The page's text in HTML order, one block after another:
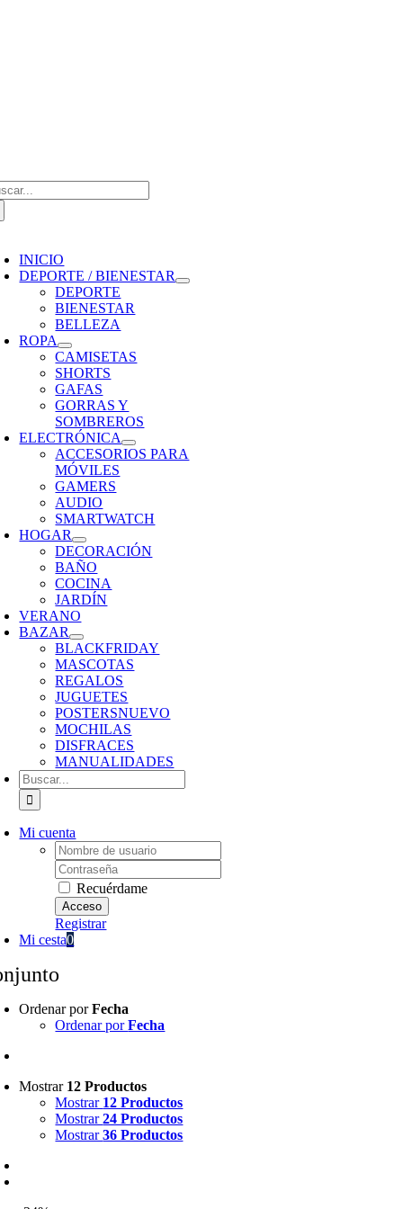
INICIO
DEPORTE / BIENESTAR
DEPORTE
BIENESTAR
BELLEZA
ROPA
CAMISETAS
SHORTS
GAFAS
GORRAS Y
SOMBREROS
ELECTRÓNICA
ACCESORIOS PARA
MÓVILES
GAMERS
AUDIO
SMARTWATCH
HOGAR
DECORACIÓN
BAÑO
COCINA
JARDÍN
VERANO
BAZAR
BLACKFRIDAY
MASCOTAS
REGALOS
JUGUETES
POSTERSNUEVO
MOCHILAS
DISFRACES
MANUALIDADES
Buscar:
Mi cuenta
Username:
Password:
Recuérdame
Registrar
Mi cesta0
Ordenar porFecha
Ordenar porFecha
Mostrar 12 Productos
Mostrar 12 Productos
Mostrar24 Productos
Mostrar36 Productos